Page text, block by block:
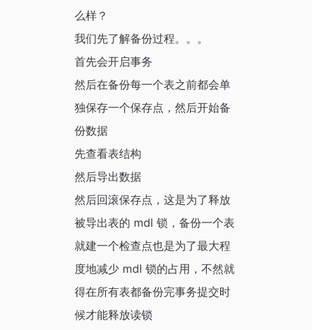
么样？
我们先了解备份过程。。。
首先会开启事务
然后在备份每一个表之前都会单
独保存一个保存点，然后开始备
份数据
先查看表结构
然后导出数据
然后回滚保存点，这是为了释放
被导出表的 mdl 锁，备份一个表
就建一个检查点也是为了最大程
度地减少 mdl 锁的占用，不然就
得在所有表都备份完事务提交时
候才能释放读锁